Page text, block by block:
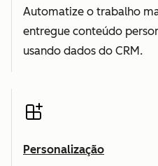
Automatize o trabalho
entregue conteúdo
usando dados do CRM.
Personalização